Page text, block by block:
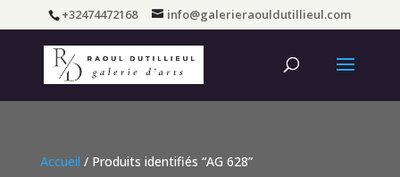
+32474472168 info@galerieraouldutillieul.com
Accueil / Produits identifiés “AG 628”